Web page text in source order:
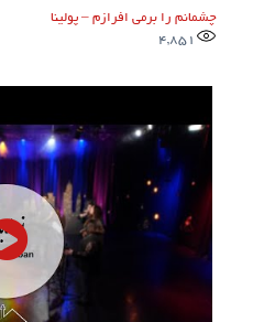
چشمانم را برمی افرازم – پولینا
4,851